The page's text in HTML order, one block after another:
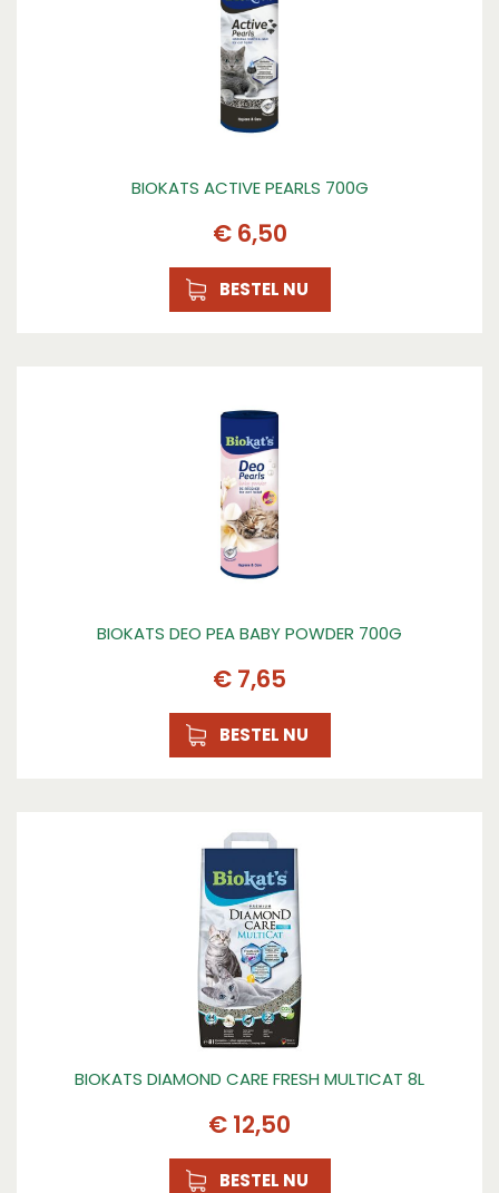
BIOKATS ACTIVE PEARLS 700G
€ 6,50
BESTEL NU
BIOKATS DEO PEA BABY POWDER 700G
€ 7,65
BESTEL NU
BIOKATS DIAMOND CARE FRESH MULTICAT 8L
€ 12,50
BESTEL NU